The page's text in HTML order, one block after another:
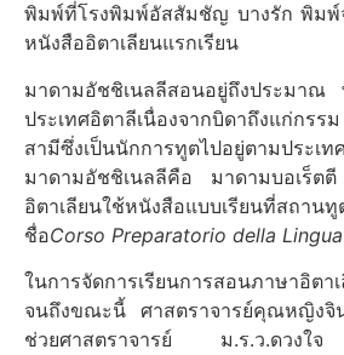
พิมพ์ที่โรงพิมพ์อัสสัมชัญ บางรัก พิม
หนังสืออิตาเลียนแรกเรียน
มาดามอัชชิเนลลีสอนอยู่ถึงประมา
ประเทศอิตาลีเนื่องจากบิดาถึงแก่กร
สามีซึ่งเป็นนักการทูตไปอยู่ตามประเ
มาดามอัชชิเนลลีคือ มาดามบอเร็ต
อิตาเลียนใช้หนังสือแบบเรียนที่สถาน
ชื่อCorso Preparatorio della
ในการจัดการเรียนการสอนภาษาอิตา
จนถึงขณะนี้ ศาสตราจารย์คุณหญิงจิ
ช่วยศาสตราจารย์ ม.ร.ว.ดวงใ